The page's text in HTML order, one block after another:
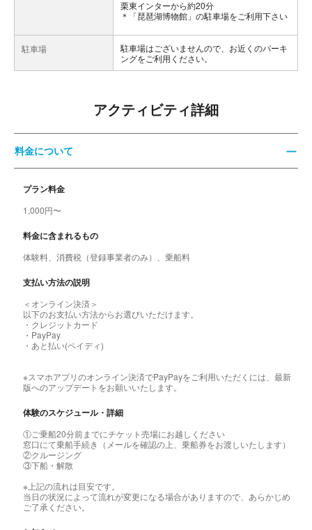
栗東インターから約20分
＊「琵琶湖博物館」の駐車場をご利用下さい
駐車場
駐車場はございませんので、お近くのパーキ
ングをご利用ください。
アクティビティ詳細
料金について
プラン料金
1,000円〜
料金に含まれるもの
体験料、消費税（登録事業者のみ）、乗船料
支払い方法の説明
＜オンライン決済＞
以下のお支払い方法からお選びいただけます。
・クレジットカード
・PayPay
・あと払い(ペイディ)
※スマホアプリのオンライン決済でPayPayをご利用いただくには、最新
版へのアップデートをお願いいたします。
体験のスケジュール・詳細
①ご乗船20分前までにチケット売場にお越しください
窓口にて乗船手続き（メールを確認の上、乗船券をお渡しいたします）
②クルージング
③下船・解散
※上記の流れは目安です。
当日の状況によって流れが変更になる場合がありますので、あらかじめ
ご了承ください。